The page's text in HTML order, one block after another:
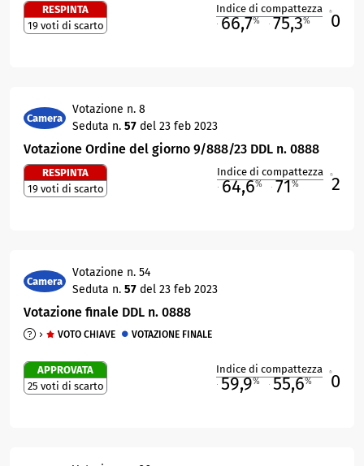
RESPINTA
19 voti di scarto
Indice di compattezza
66,7% 75,3% 0
Camera
Votazione n. 8
Seduta n. 57 del 23 feb 2023
Votazione Ordine del giorno 9/888/23 DDL n. 0888
RESPINTA
19 voti di scarto
Indice di compattezza
64,6% 71% 2
Camera
Votazione n. 54
Seduta n. 57 del 23 feb 2023
Votazione finale DDL n. 0888
VOTO CHIAVE VOTAZIONE FINALE
APPROVATA
25 voti di scarto
Indice di compattezza
59,9% 55,6% 0